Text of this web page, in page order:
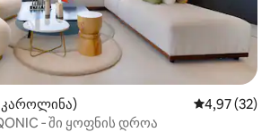
კაროლინა) საშუალო
4,97 (32)
‑ ში ყოფნის დროა